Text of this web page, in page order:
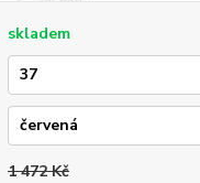
skladem
1 472 Kč